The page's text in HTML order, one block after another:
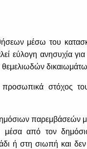
μέσω του
εύλογη ανησυχία για
θεμελιωδών
προσωπικά στόχος
παρεμβάσεών
μέσα από τον
ή στη σιωπή και